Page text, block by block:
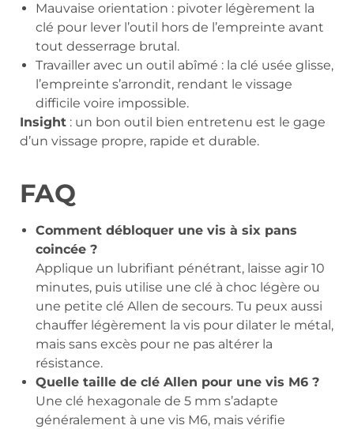
Mauvaise orientation : pivoter légèrement la
clé pour lever l’outil hors de l’empreinte avant
tout desserrage brutal.
Travailler avec un outil abîmé : la clé usée glisse,
l’empreinte s’arrondit, rendant le vissage
difficile voire impossible.
Insight : un bon outil bien entretenu est le gage
d’un vissage propre, rapide et durable.
FAQ
Comment débloquer une vis à six pans
coincée ?
Applique un lubrifiant pénétrant, laisse agir 10
minutes, puis utilise une clé à choc légère ou
une petite clé Allen de secours. Tu peux aussi
chauffer légèrement la vis pour dilater le métal,
mais sans excès pour ne pas altérer la
résistance.
Quelle taille de clé Allen pour une vis M6 ?
Une clé hexagonale de 5 mm s’adapte
généralement à une vis M6, mais vérifie